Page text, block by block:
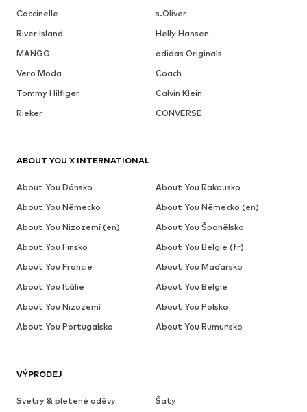
Coccinelle
s.Oliver
River Island
Helly Hansen
MANGO
adidas Originals
Vero Moda
Coach
Tommy Hilfiger
Calvin Klein
Rieker
CONVERSE
VÝPRODEJ
Svetry & pletené oděvy
Šaty
ABOUT YOU X INTERNATIONAL
About You Dánsko
About You Rakousko
About You Německo
About You Německo (en)
About You Nizozemí (en)
About You Španělsko
About You Finsko
About You Belgie (fr)
About You Francie
About You Maďarsko
About You Itálie
About You Belgie
About You Nizozemí
About You Polsko
About You Portugalsko
About You Rumunsko